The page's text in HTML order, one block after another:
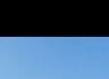
doygunluğu her yönden